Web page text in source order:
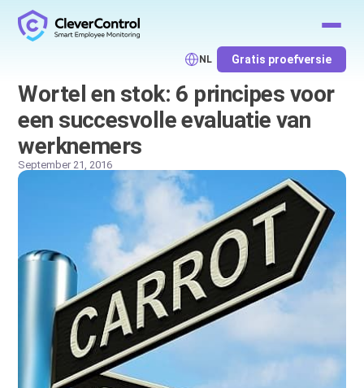
NL Gratis proefversie
Wortel en stok: 6 principes voor
een succesvolle evaluatie van
werknemers
September 21, 2016